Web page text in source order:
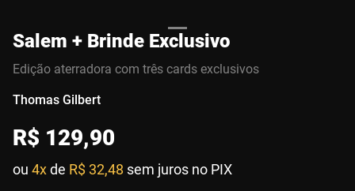
Salem + Brinde Exclusivo
Edição aterradora com três cards exclusivos
Thomas Gilbert
R$ 129,90
ou 4xde R$ 32,48 sem juros no PIX